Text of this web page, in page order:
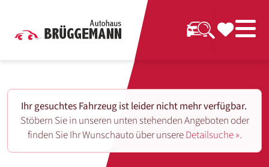
Ihr gesuchtes Fahrzeug ist leider nicht mehr verfügbar.
Stöbern Sie in unseren unten stehenden Angeboten oder
finden Sie Ihr Wunschauto über unsereDetailsuche ».